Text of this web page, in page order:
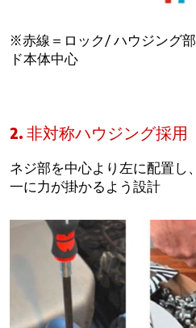
※赤線＝ロック/ ハウジング
ド本体中心
2. 非対称ハウジング採用
ネジ部を中心より左に配置し
一に力が掛かるよう設計